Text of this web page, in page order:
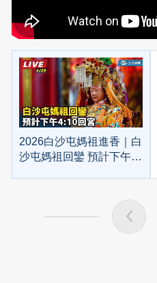
2026白沙屯媽祖進香｜白
沙屯媽祖回鑾 預計下午